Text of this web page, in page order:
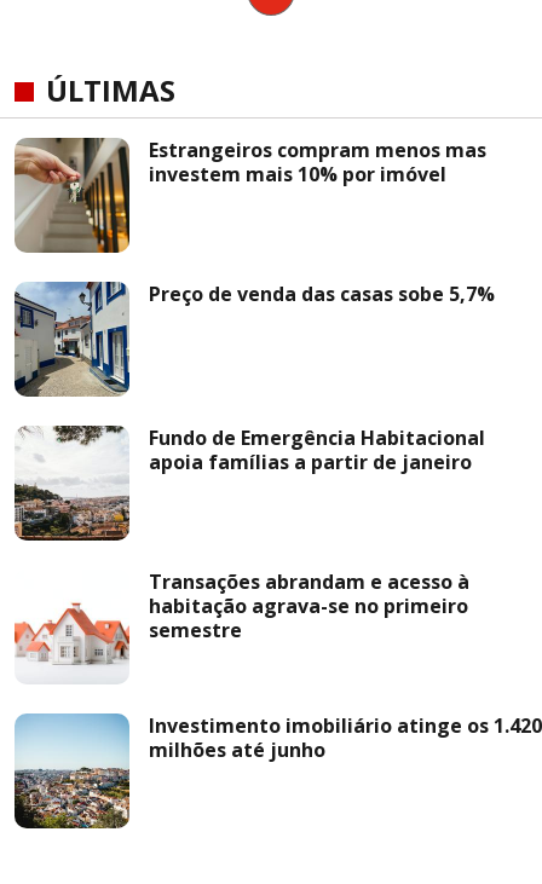
ÚLTIMAS
Estrangeiros compram menos mas
investem mais 10% por imóvel
Preço de venda das casas sobe 5,7%
Fundo de Emergência Habitacional
apoia famílias a partir de janeiro
Transações abrandam e acesso à
habitação agrava-se no primeiro
semestre
Investimento imobiliário atinge os 1.420
milhões até junho